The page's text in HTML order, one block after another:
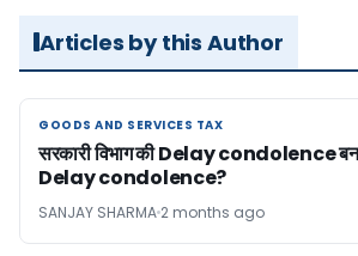
Articles by this Author
GOODS AND SERVICES TAX
GOODS AND SERVICES TAX
सरकारी विभाग की Delay condolence
Delay condolence?
SANJAY SHARMA 2 months ago